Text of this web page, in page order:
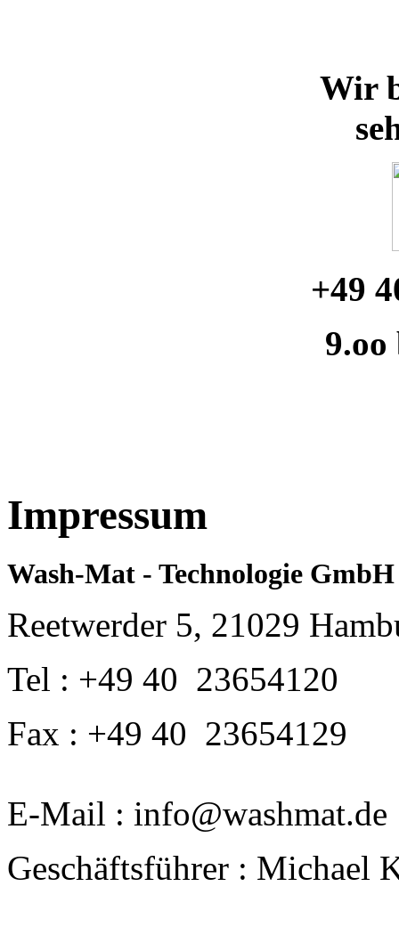
Wir
+49
9.oo
Impressum
Wash-Mat - Technologie GmbH
Reetwerder 5, 21029
Tel : +49 40 23654120
Fax : +49 40 23654129
E-Mail : info@washmat.de
Geschäftsführer : Michael